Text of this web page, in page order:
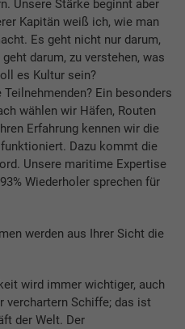
Unsere Stärke beginnt aber
Kapitän weiß ich, wie man
Es geht nicht nur darum,
darum, zu verstehen, was
es Kultur sein?
Ein besonders
wählen wir Häfen, Routen
Erfahrung kennen wir die
Dazu kommt die
Unsere maritime Expertise
Wiederholer sprechen für
werden aus Ihrer Sicht die
wird immer wichtiger, auch
verchartern Schiffe; das ist
der Welt. Der